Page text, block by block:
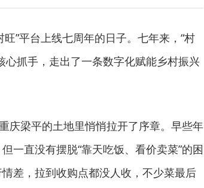
”平台上线七周年的日子。七年来，“村
心抓手，走出了一条数字化赋能乡村振兴
庆梁平的土地里悄悄拉开了序章。早些年
一直没有摆脱“靠天吃饭、看价卖菜”的困
差，拉到收购点都没人收，不少菜最后